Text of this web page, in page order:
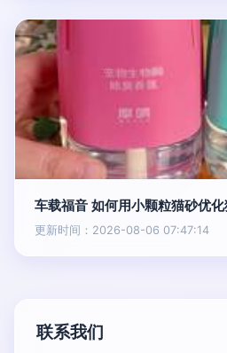
车载福音 如何用小颗粒猫砂优
更新时间：2026-08-06 07:47:14
联系我们